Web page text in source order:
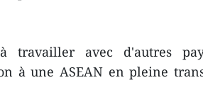
travailler avec d'autres
à une ASEAN en pleine